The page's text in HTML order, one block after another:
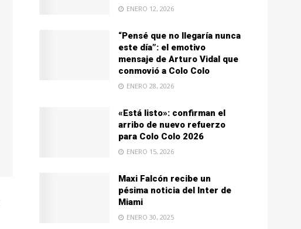
ENERO 12, 2026
“Pensé que no llegaría nunca
este día”: el emotivo
mensaje de Arturo Vidal que
conmovió a Colo Colo
ENERO 28, 2026
«Está listo»: confirman el
arribo de nuevo refuerzo
para Colo Colo 2026
ENERO 15, 2026
Maxi Falcón recibe un
pésima noticia del Inter de
Miami
ENERO 30, 2025